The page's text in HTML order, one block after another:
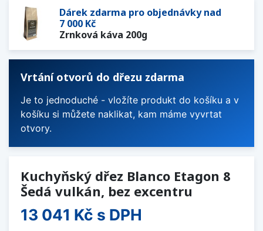
Dárek zdarma pro objednávky nad
7 000 Kč
Zrnková káva 200g
Vrtání otvorů do dřezu zdarma
Je to jednoduché - vložíte produkt do košíku a v
košíku si můžete naklikat, kam máme vyvrtat
otvory.
Kuchyňský dřez Blanco Etagon 8
Šedá vulkán, bez excentru
13 041 Kč s DPH